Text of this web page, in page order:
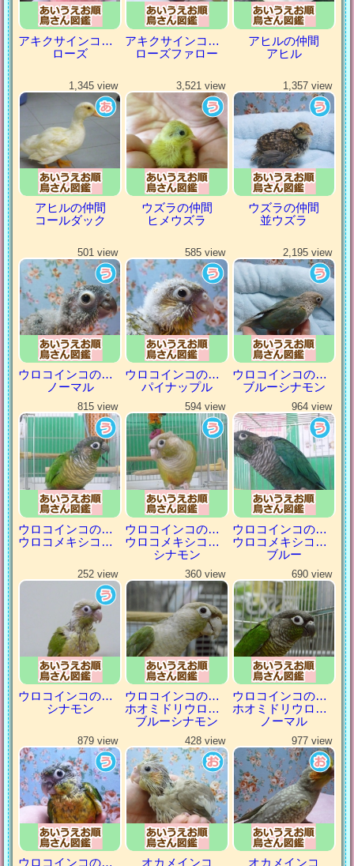
アキクサインコ（秋草インコ）
ローズ
アキクサインコ（秋草インコ）
ローズファロー
アヒルの仲間
アヒル
1,345 view
アヒルの仲間
コールダック
3,521 view
ウズラの仲間
ヒメウズラ
1,357 view
ウズラの仲間
並ウズラ
501 view
ウロコインコの仲間
ノーマル
585 view
ウロコインコの仲間
パイナップル
2,195 view
ウロコインコの仲間
ブルーシナモン
815 view
ウロコインコの仲間
ウロコメキシコインコ
594 view
ウロコインコの仲間
ウロコメキシコインコ
シナモン
964 view
ウロコインコの仲間
ウロコメキシコインコ
ブルー
252 view
ウロコインコの仲間
シナモン
360 view
ウロコインコの仲間
ホオミドリウロコインコ
ブルーシナモン
690 view
ウロコインコの仲間
ホオミドリウロコインコ
ノーマル
879 view
ウロコインコの仲間
428 view
オカメインコ
977 view
オカメインコ